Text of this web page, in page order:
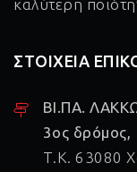
καλύτερη
ΣΤΟΙΧΕΙΑ
ΒΙ.ΠΑ.
3ος δρόμος,
Τ.Κ. 63080